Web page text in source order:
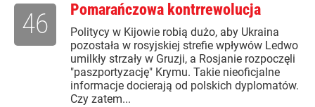
Pomarańczowa kontrrewolucja
Politycy w Kijowie robią dużo, aby Ukraina
pozostała w rosyjskiej strefie wpływów Ledwo
umilkły strzały w Gruzji, a Rosjanie rozpoczęli
"paszportyzację" Krymu. Takie nieoficjalne
informacje docierają od polskich dyplomatów.
Czy zatem...
46